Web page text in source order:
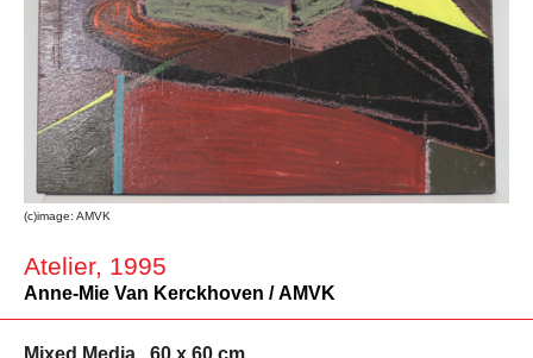
(c)image: AMVK
Atelier, 1995
Anne-Mie Van Kerckhoven / AMVK
Mixed Media , 60 x 60 cm